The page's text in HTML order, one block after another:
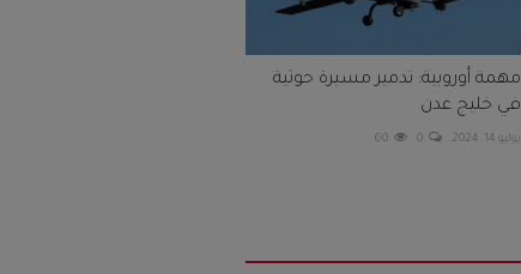
مهمة أوروبية: تدمير مسيرة حوثية
في خليج عدن
يوليو 14, 2024 0
60